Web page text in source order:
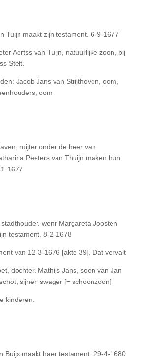
Tuijn maakt zijn testament. 6-9-1677
Aertss van Tuijn, natuurlijke zoon, bij
Stelt.
Jacob Jans van Strijthoven, oom,
oom
ruijter onder de heer van
Peeters van Thuijn maken hun
1677
wenr Margareta Joosten
testament. 8-2-1678
van 12-3-1676 [akte 39]. Dat vervalt
dochter. Mathijs Jans, soon van Jan
sijnen swager [= schoonzoon]
kinderen.
Buijs maakt haer testament. 29-4-1680